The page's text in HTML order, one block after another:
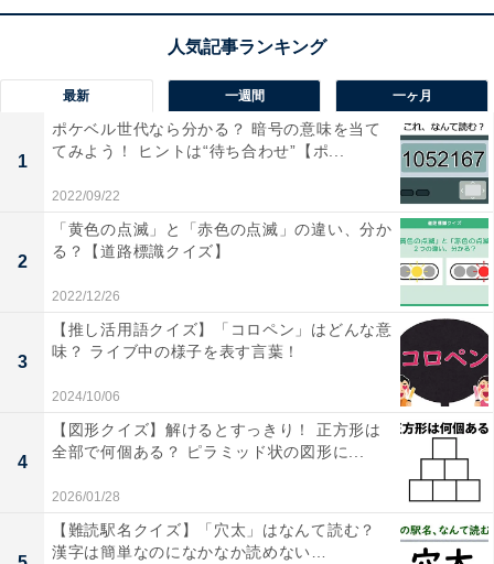
最新 一週間 一ヶ月
1
ポケベル世代なら分かる？ 暗号の意味を当て
てみよう！ ヒントは“待ち合わせ”【ポ...
2022/09/22
2
「黄色の点滅」と「赤色の点滅」の違い、分か
る？【道路標識クイズ】
2022/12/26
3
【推し活用語クイズ】「コロペン」はどんな意
味？ ライブ中の様子を表す言葉！
2024/10/06
4
【図形クイズ】解けるとすっきり！ 正方形は
全部で何個ある？ ピラミッド状の図形に...
2026/01/28
【難読駅名クイズ】「穴太」はなんて読む？
漢字は簡単なのになかなか読めない…